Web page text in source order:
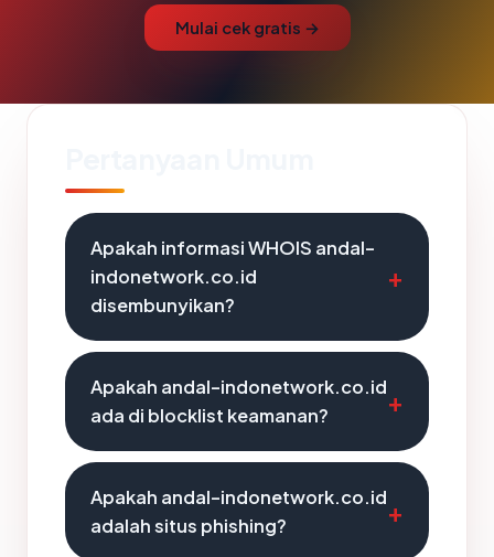
Mulai cek gratis →
Apakah informasi WHOIS andal-
indonetwork.co.id
disembunyikan?
Apakah andal-indonetwork.co.id
ada di blocklist keamanan?
Apakah andal-indonetwork.co.id
adalah situs phishing?